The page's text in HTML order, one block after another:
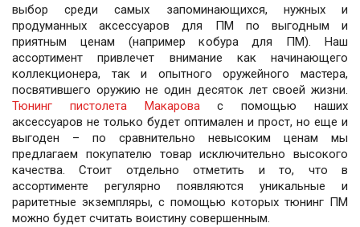
выбор среди самых запоминающихся, нужных и
продуманных аксессуаров для ПМ по выгодным и
приятным ценам (например кобура для ПМ). Наш
ассортимент привлечет внимание как начинающего
коллекционера, так и опытного оружейного мастера,
посвятившего оружию не один десяток лет своей жизни.
Тюнинг пистолета Макаровас помощью наших
аксессуаров не только будет оптимален и прост, но еще и
выгоден – по сравнительно невысоким ценам мы
предлагаем покупателю товар исключительно высокого
качества. Стоит отдельно отметить и то, что в
ассортименте регулярно появляются уникальные и
раритетные экземпляры, с помощью которых тюнинг ПМ
можно будет считать воистину совершенным.